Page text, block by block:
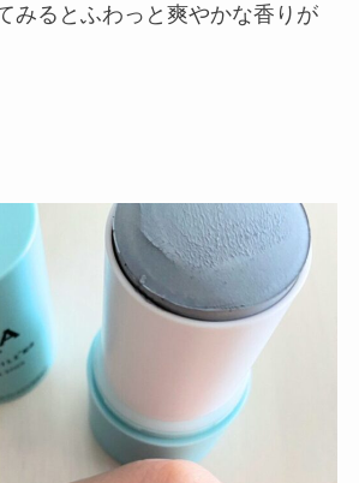
みるとふわっと爽やかな香りが